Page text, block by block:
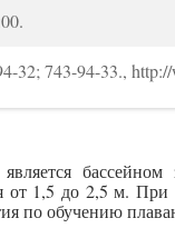
32; 743-94-33.,
от 1,5 до 2,5 м.
по обучению